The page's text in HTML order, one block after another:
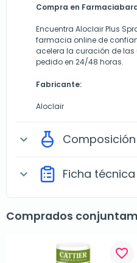
Compra en
Encuentra Aloclair Plus
farmacia online de
acelera la curación de las
pedido en 24/48 horas.
Fabricante:
Aloclair
expand_more Composición
expand_more Ficha técnica
Comprados
favorite_border